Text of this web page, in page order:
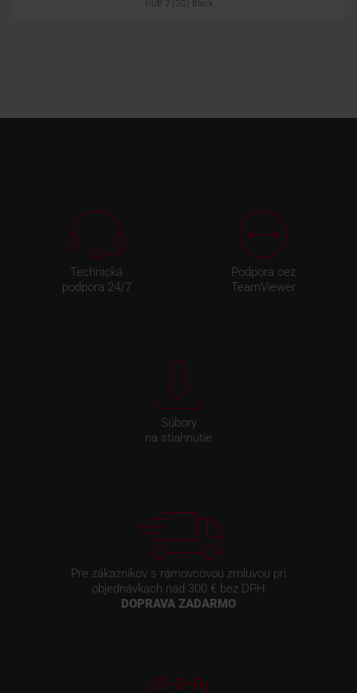
HUB 2 (2G) Black
Technická
podpora 24/7
Podpora cez
TeamViewer
Súbory
na stiahnutie
Pre zákazníkov s rámovcovou zmluvou pri
objednávkach nad 300 € bez DPH
DOPRAVA ZADARMO